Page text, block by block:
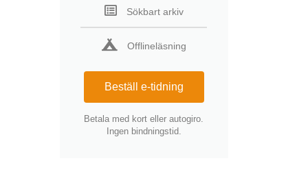
Sökbart arkiv
Offlineläsning
Beställ e-tidning
Betala med kort eller autogiro.
Ingen bindningstid.